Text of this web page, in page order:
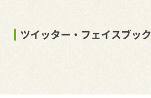
ツイッター・フェイスブック